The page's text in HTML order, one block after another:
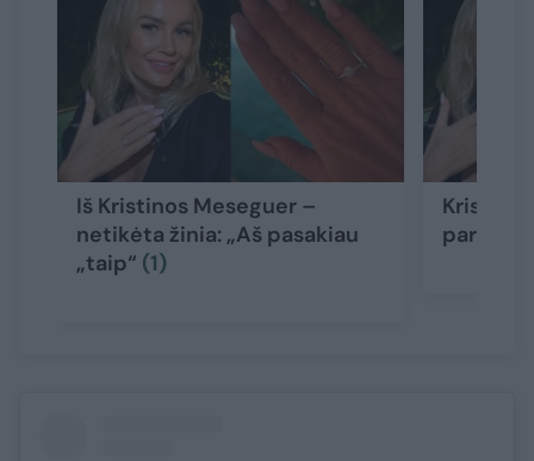
Iš Kristinos Meseguer –
netikėta žinia: „Aš pasakiau
„taip“ (1)
Kristina
parodė